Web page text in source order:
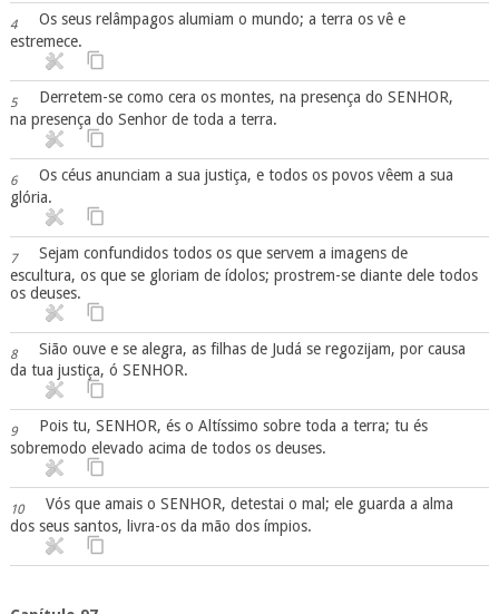
4
Os seus relâmpagos alumiam o mundo; a terra os vê e
estremece.
5
Derretem-se como cera os montes, na presença do SENHOR,
na presença do Senhor de toda a terra.
6
Os céus anunciam a sua justiça, e todos os povos vêem a sua
glória.
7
Sejam confundidos todos os que servem a imagens de
escultura, os que se gloriam de ídolos; prostrem-se diante dele todos
os deuses.
8
Sião ouve e se alegra, as filhas de Judá se regozijam, por causa
da tua justiça, ó SENHOR.
9
Pois tu, SENHOR, és o Altíssimo sobre toda a terra; tu és
sobremodo elevado acima de todos os deuses.
10
Vós que amais o SENHOR, detestai o mal; ele guarda a alma
dos seus santos, livra-os da mão dos ímpios.